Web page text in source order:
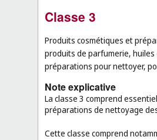
Classe 3
Produits cosmétiques et
produits de parfumerie,
préparations pour nettoyer,
Note explicative
La classe 3 comprend
préparations de nettoyage
Cette classe comprend